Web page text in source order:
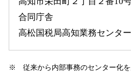
合同庁舎
高松国税局高知業務センター
※ 従来から内部事務のセンター化を